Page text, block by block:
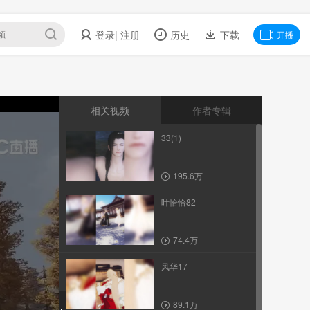
登录| 注册 历史 下载 开播
相关视频 作者专辑
33(1)
195.6万
叶恰恰82
74.4万
风华17
89.1万